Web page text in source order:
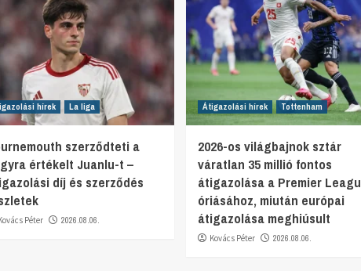
hírek La liga
szerződteti a
értékelt Juanlu-t –
díj és szerződés
Péter 2026.08.06.
Átigazolási hírek Tottenham
2026-os világbajnok sztár
váratlan 35 millió fontos
átigazolása a Premier
óriásához, miután európai
átigazolása meghiúsult
Kovács Péter 2026.08.06.